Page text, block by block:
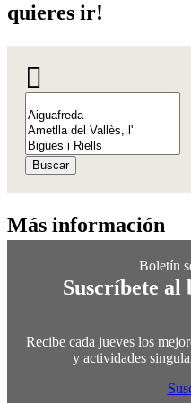
quieres ir!
Buscar
Más información
Suscríbete al
Recibe cada jueves los
y actividades